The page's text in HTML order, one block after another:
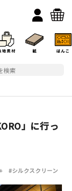
」に行っ
#シルクスクリーン